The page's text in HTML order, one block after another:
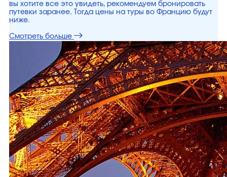
вы хотите все это увидеть, рекомендуем бронировать
путевки заранее. Тогда цены на туры во Францию будут
ниже.
Смотреть больше